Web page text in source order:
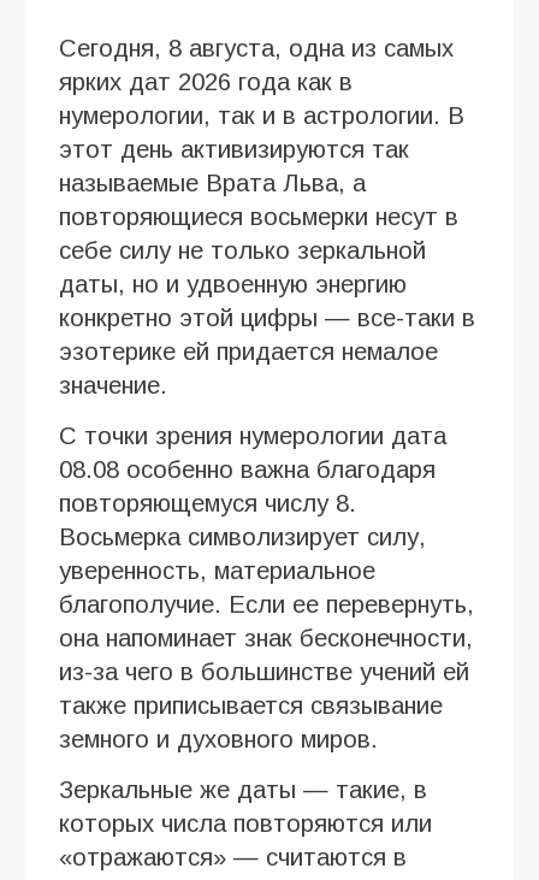
Сегодня, 8 августа, одна из самых
ярких дат 2026 года как в
нумерологии, так и в астрологии. В
этот день активизируются так
называемые Врата Льва, а
повторяющиеся восьмерки несут в
себе силу не только зеркальной
даты, но и удвоенную энергию
конкретно этой цифры — все-таки в
эзотерике ей придается немалое
значение.
С точки зрения нумерологии дата
08.08 особенно важна благодаря
повторяющемуся числу 8.
Восьмерка символизирует силу,
уверенность, материальное
благополучие. Если ее перевернуть,
она напоминает знак бесконечности,
из-за чего в большинстве учений ей
также приписывается связывание
земного и духовного миров.
Зеркальные же даты — такие, в
которых числа повторяются или
«отражаются» — считаются в